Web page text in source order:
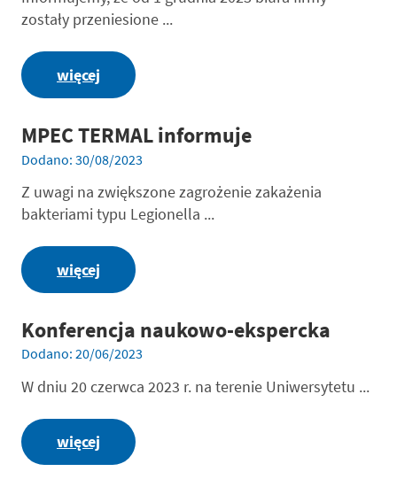
zostały przeniesione ...
więcej
MPEC TERMAL informuje
Dodano: 30/08/2023
Z uwagi na zwiększone zagrożenie zakażenia
bakteriami typu Legionella ...
więcej
Konferencja naukowo-ekspercka
Dodano: 20/06/2023
W dniu 20 czerwca 2023 r. na terenie Uniwersytetu ...
więcej